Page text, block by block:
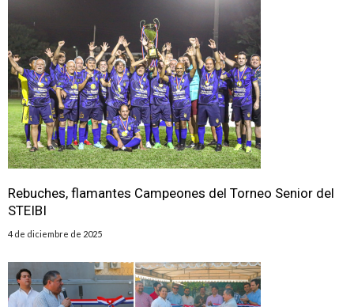
Rebuches, flamantes Campeones del Torneo Senior del
STEIBI
4 de diciembre de 2025